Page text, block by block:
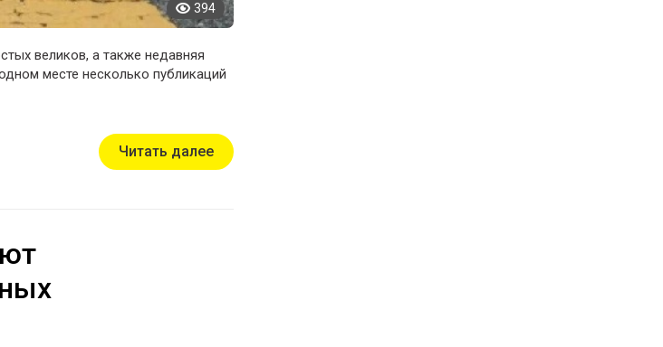
394
великов, а также недавняя
месте несколько публикаций
Читать далее